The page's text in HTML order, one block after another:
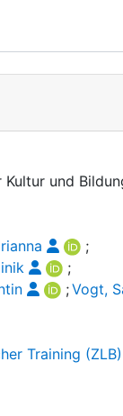
Details
und
;
;
;Vogt,
Training (ZLB)